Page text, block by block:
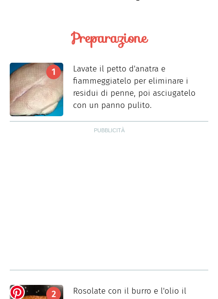
Preparazione
Lavate il petto d'anatra e
fiammeggiatelo per eliminare i
residui di penne, poi asciugatelo
con un panno pulito.
Rosolate con il burro e l'olio il